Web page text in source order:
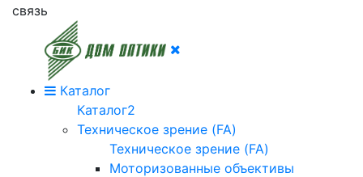
связь
Каталог
Каталог2
Техническое зрение (FA)
Техническое зрение (FA)
Моторизованные объективы